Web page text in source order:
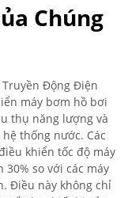
Chúng
Truyền Động Điện
máy bơm hồ bơi
thụ năng lượng và
thống nước. Các
khiển tốc độ máy
so với các máy
Điều này không chỉ